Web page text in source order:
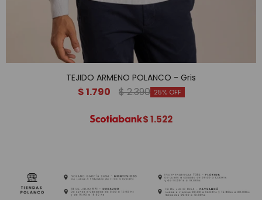
TEJIDO ARMENO POLANCO - Gris
$1.790 $2.390 25
$1.522